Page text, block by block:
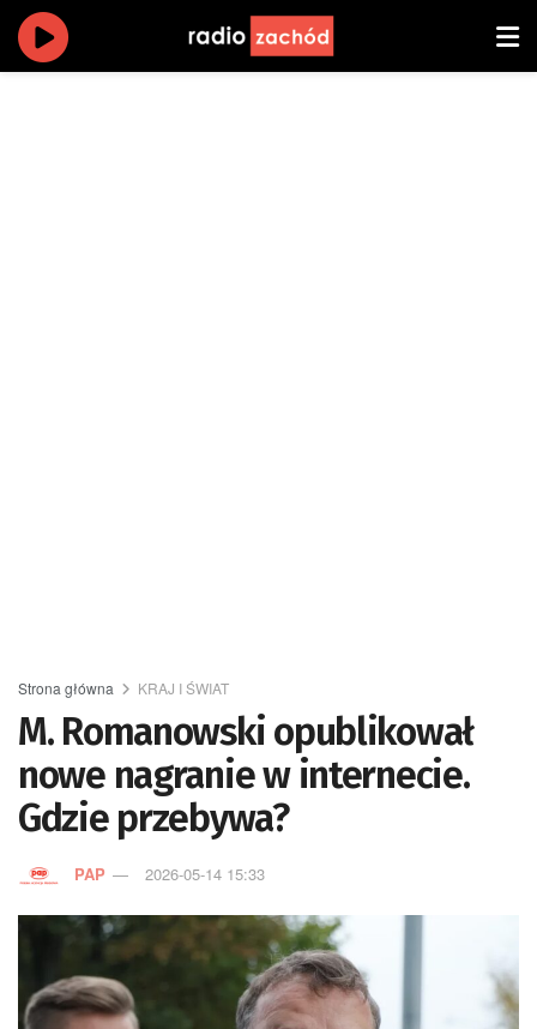
Strona główna KRAJ I ŚWIAT
M. Romanowski opublikował
nowe nagranie w internecie.
Gdzie przebywa?
PAP 2026-05-14 15:33